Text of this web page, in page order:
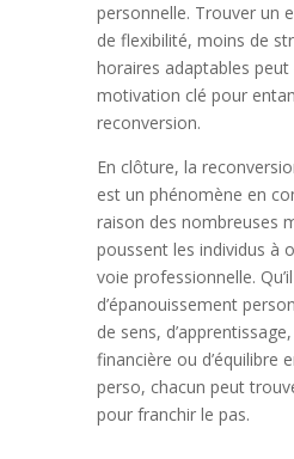
personnelle. Trouver un
de flexibilité, moins de
horaires adaptables peut
motivation clé pour
reconversion.
En clôture, la
est un phénomène en
raison des nombreuses
poussent les individus à
voie professionnelle. Qu’il
d’épanouissement
de sens,
financière ou d’équilibre
perso, chacun peut
pour franchir le pas.